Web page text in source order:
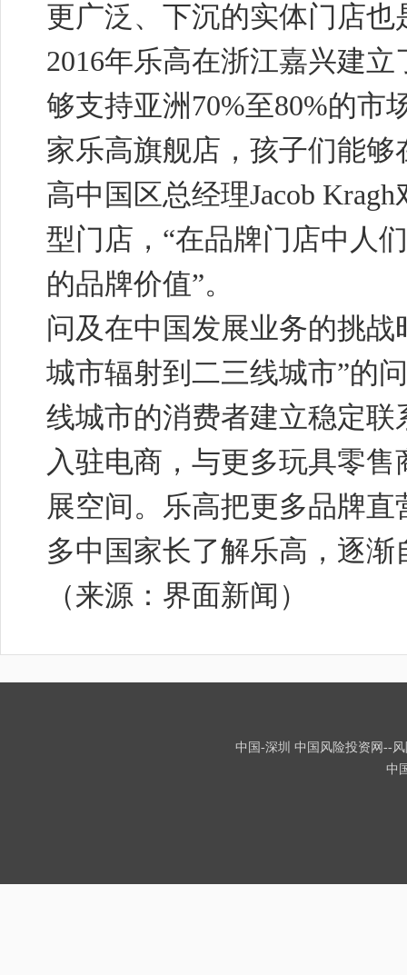
更广泛、下沉的实体门店
2016年乐高在浙江嘉兴建
够支持亚洲70%至80%的市
家乐高旗舰店，孩子们能
高中国区总经理Jacob
型门店，“在品牌门店中人
的品牌价值”。
问及在中国发展业务的挑战
城市辐射到二三线城市”的
线城市的消费者建立稳定
入驻电商，与更多玩具零
展空间。乐高把更多品牌
多中国家长了解乐高，逐
（来源：界面新闻）
中国-深圳 中国风险投资网--
中